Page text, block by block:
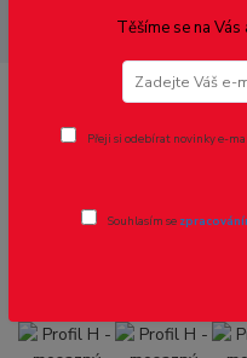
cena za 0,5m
Těšíme se na Vás
Přeji si odebírat novinky e-
Souhlasím se